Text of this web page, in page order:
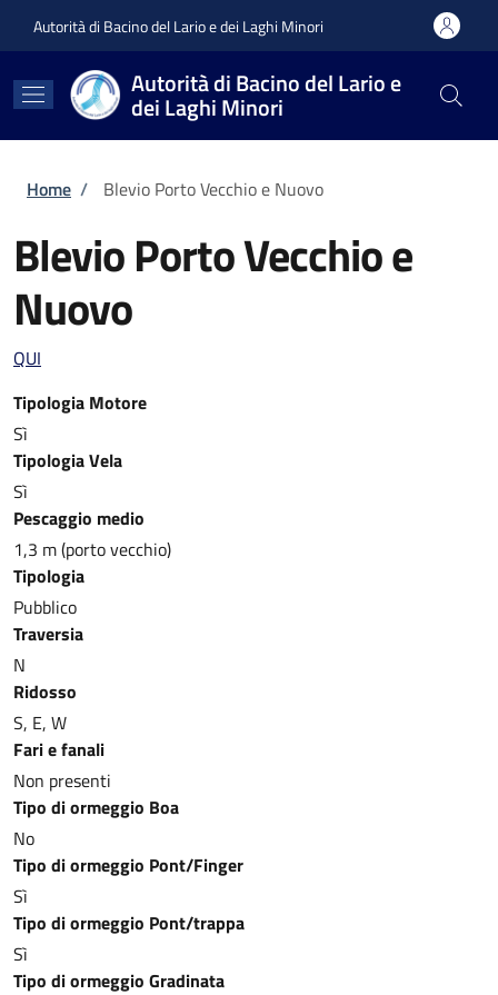
Autorità di Bacino del Lario e dei Laghi Minori
Autorità di Bacino del Lario e
dei Laghi Minori
Briciole di pane
Home / Blevio Porto Vecchio e Nuovo
Blevio Porto Vecchio e
Nuovo
QUI
Tipologia Motore
Sì
Tipologia Vela
Sì
Pescaggio medio
1,3 m (porto vecchio)
Tipologia
Pubblico
Traversia
N
Ridosso
S, E, W
Fari e fanali
Non presenti
Tipo di ormeggio Boa
No
Tipo di ormeggio Pont/Finger
Sì
Tipo di ormeggio Pont/trappa
Sì
Tipo di ormeggio Gradinata